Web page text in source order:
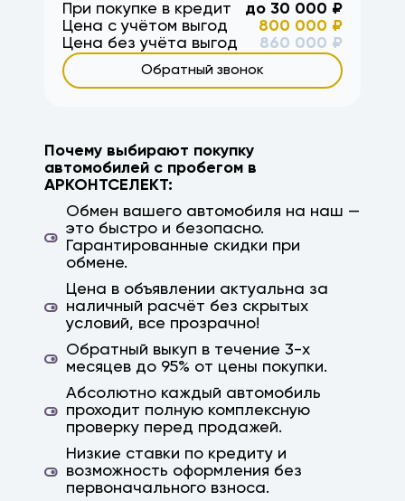
дороже всех, купить продать, на ленина,
дзержинский, красноармейский,
ворошиловский, краснооктябрьский,
центральный, советский, кировский,
Саратов, Астрахань, Михайловка, кача,
ерзовка, элиста, калмыкия, камышин,
дубовка, заказ авто, авто на заказ,
параллельный импорт, япония, корея, китай,
немецкие авто, гарантия, высокая оценка
При покупке в кредит
до 30 000 ₽
Цена с учётом выгод
800 000 ₽
Цена без учёта выгод
860 000 ₽
Обратный звонок
Почему выбирают покупку
автомобилей с пробегом в
АРКОНТСЕЛЕКТ:
Обмен вашего автомобиля на наш —
это быстро и безопасно.
Гарантированные скидки при
обмене.
Цена в объявлении актуальна за
наличный расчёт без скрытых
условий, все прозрачно!
Обратный выкуп в течение 3-х
месяцев до 95% от цены покупки.
Абсолютно каждый автомобиль
проходит полную комплексную
проверку перед продажей.
Низкие ставки по кредиту и
возможность оформления без
первоначального взноса.